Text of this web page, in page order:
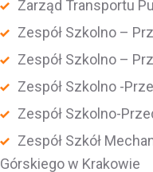
Zarząd Transportu
Zespół Szkolno –
Zespół Szkolno –
Zespół Szkolno -
Zespół Szkolno-
Zespół Szkół
Górskiego w Krakowie